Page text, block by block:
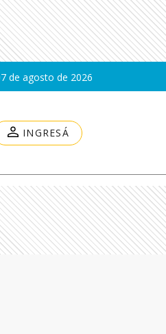
de agosto de 2026
INGRESÁ